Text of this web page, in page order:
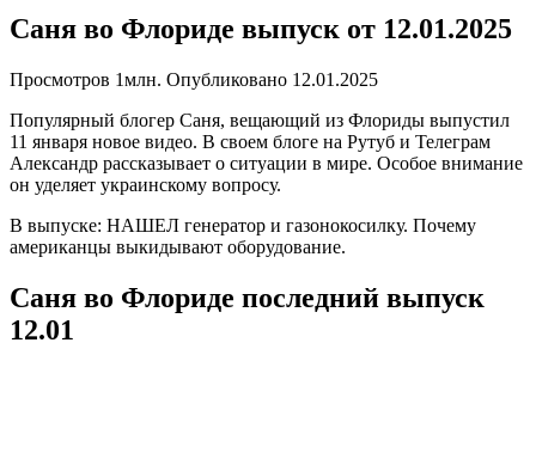
Саня во Флориде выпуск от 12.01.2025
Просмотров 1млн. Опубликовано 12.01.2025
Популярный блогер Саня, вещающий из Флориды выпустил
11 января новое видео. В своем блоге на Рутуб и Телеграм
Александр рассказывает о ситуации в мире. Особое внимание
он уделяет украинскому вопросу.
В выпуске: НАШЕЛ генератор и газонокосилку. Почему
американцы выкидывают оборудование.
Саня во Флориде последний выпуск
12.01